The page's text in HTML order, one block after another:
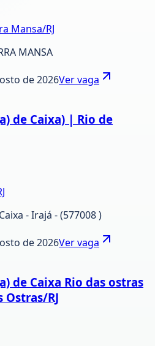
Mansa/RJ
MANSA
de 2026Ver vaga
de Caixa) | Rio de
- Irajá - (577008 )
de 2026Ver vaga
de Caixa Rio das ostras
Ostras/RJ